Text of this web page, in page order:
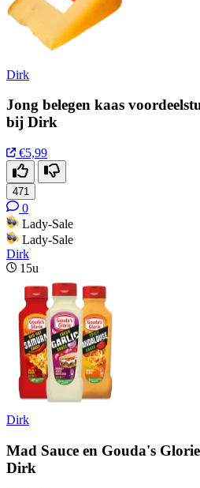
Dirk
Jong belegen kaas
bij Dirk
€5,99
471
0
Lady-Sale
Lady-Sale
Dirk
15u
Dirk
Mad Sauce en Gouda's
Dirk